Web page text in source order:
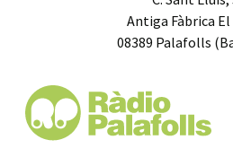
Antiga Fàbrica
08389 Palafolls